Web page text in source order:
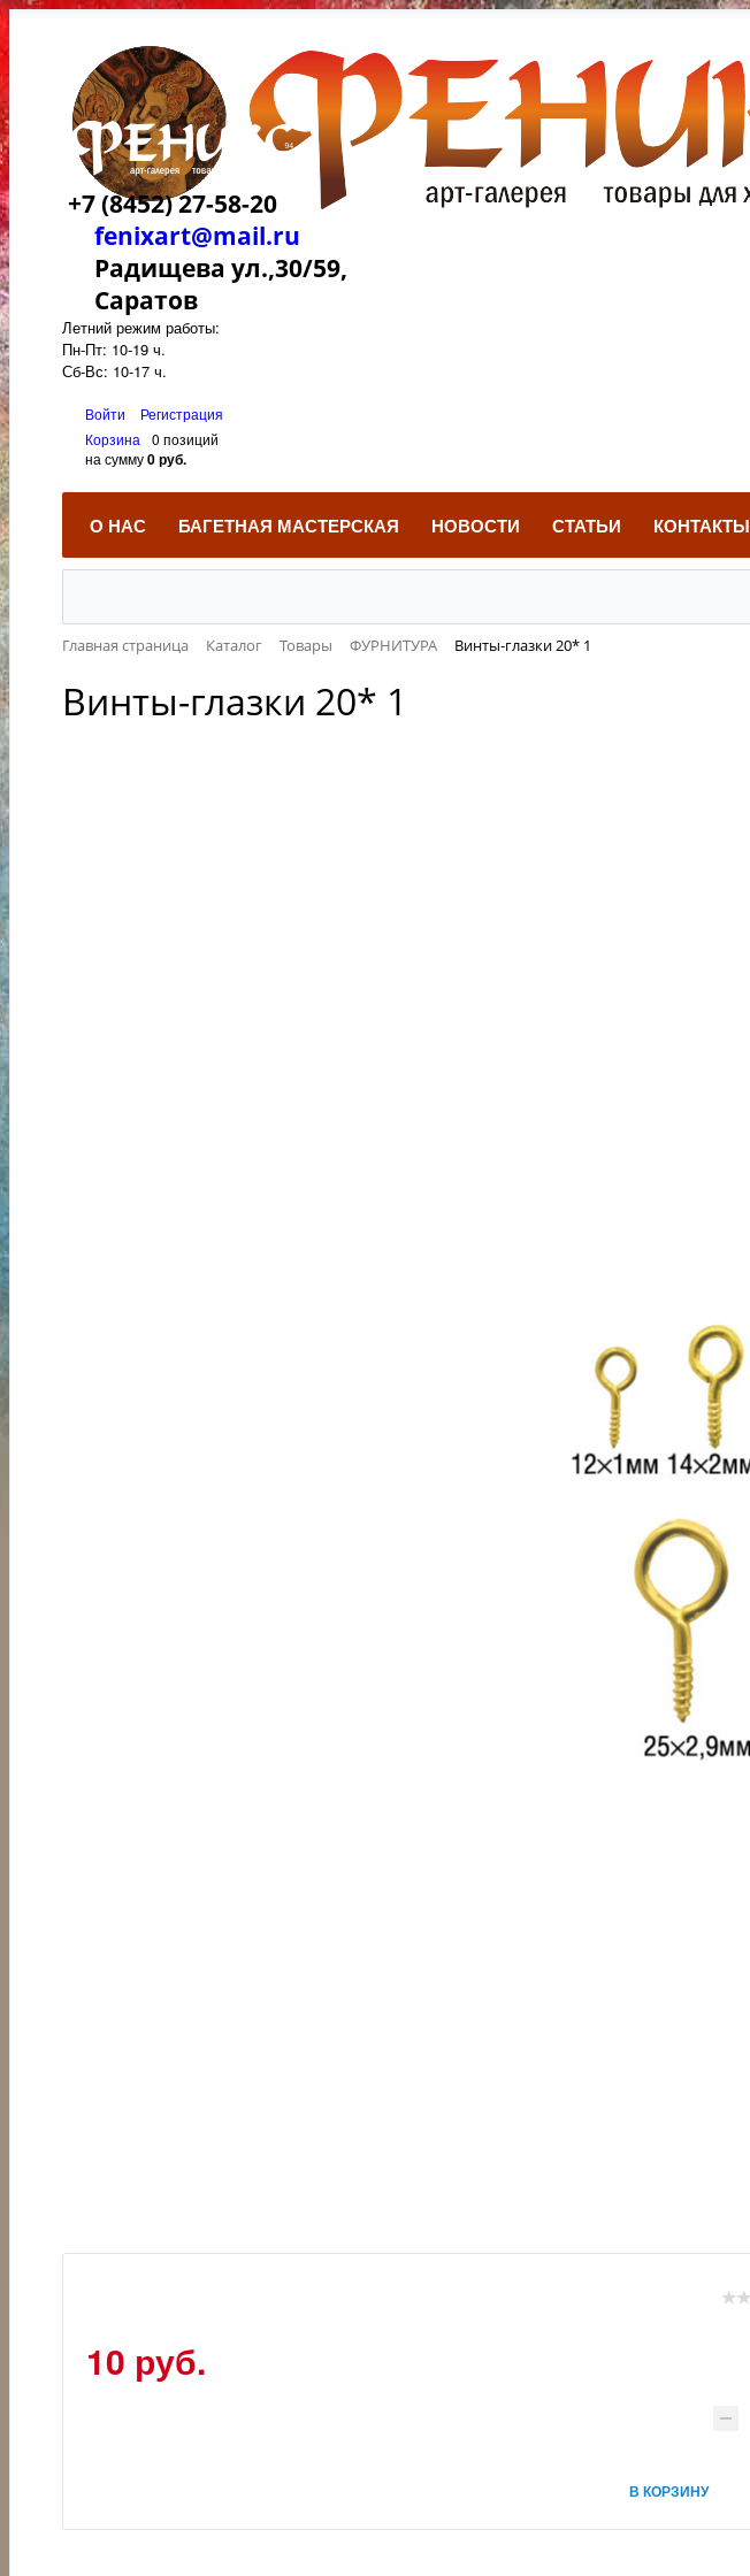
+7 (8452) 27-58-20
fenixart@mail.ru
Радищева ул.,30/59,
Саратов
Летний режим работы:
Пн-Пт: 10-19 ч.
Сб-Вс: 10-17 ч.
Войти
Регистрация
Корзина
0 позиций
на сумму0 руб.
О НАС БАГЕТНАЯ МАСТЕРСКАЯ НОВОСТИ СТАТЬИ КОНТАКТЫ
Главная страница Каталог Товары ФУРНИТУРА Винты-глазки 20* 1
Винты-глазки 20* 1
10 руб.
В КОРЗИНУ